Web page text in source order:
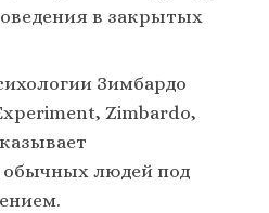
в закрытых
Зимбардо
Zimbardo,
людей под